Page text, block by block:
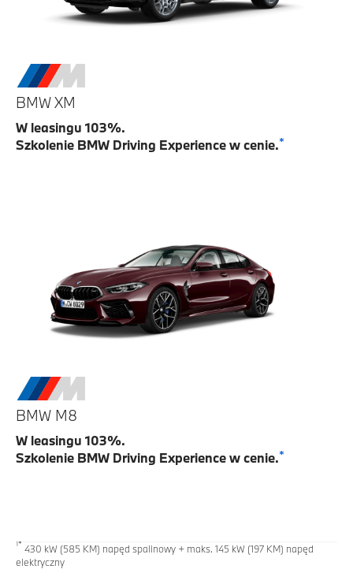
BMW XM
W leasingu 103%.
Szkolenie BMW Driving Experience w cenie.*
BMW M8
W leasingu 103%.
Szkolenie BMW Driving Experience w cenie.*
1* 430 kW (585 KM) napęd spalinowy + maks. 145 kW (197 KM) napęd
elektryczny